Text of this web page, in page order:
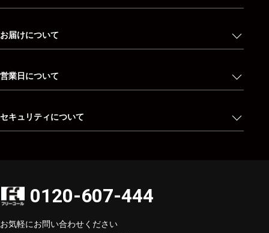
お届けについて
営業日について
セキュリティについて
0120-607-444
お気軽にお問い合わせください